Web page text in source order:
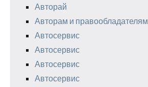
Авторай
Авторам и правообладателям
Автосервис
Автосервис
Автосервис
Автосервис